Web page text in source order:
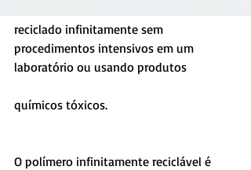
reciclado infinitamente sem
procedimentos intensivos em um
laboratório ou usando produtos
químicos tóxicos.
O polímero infinitamente reciclável é